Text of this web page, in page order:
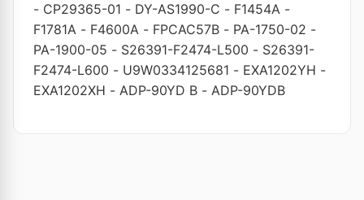
- CP29365-01 - DY-AS1990-C - F1454A -
F1781A - F4600A - FPCAC57B - PA-1750-02 -
PA-1900-05 - S26391-F2474-L500 - S26391-
F2474-L600 - U9W0334125681 - EXA1202YH -
EXA1202XH - ADP-90YD B - ADP-90YDB